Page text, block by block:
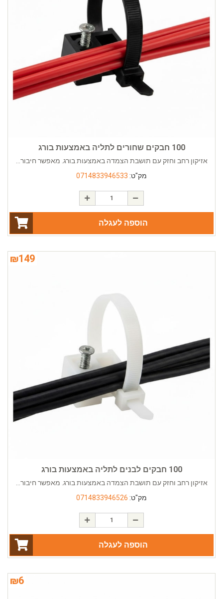
100 חבקים שחורים לתליה באמצעות בורג
אזיקון רחב וחזק עם תושבת הצמדה באמצעות בורג. מאפשר חיבור...
מק"ט: 0714833946533
הוספה לעגלה
₪149
100 חבקים לבנים לתליה באמצעות בורג
אזיקון רחב וחזק עם תושבת הצמדה באמצעות בורג. מאפשר חיבור...
מק"ט: 0714833946526
הוספה לעגלה
₪6